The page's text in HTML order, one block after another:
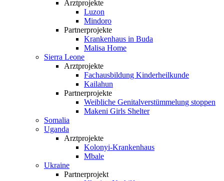
Arztprojekte
Luzon
Mindoro
Partnerprojekte
Krankenhaus in Buda
Malisa Home
Sierra Leone
Arztprojekte
Fachausbildung Kinderheilkunde
Kailahun
Partnerprojekte
Weibliche Genital­verstümmelung stoppen
Makeni Girls Shelter
Somalia
Uganda
Arztprojekte
Kolonyi-Krankenhaus
Mbale
Ukraine
Partnerprojekt